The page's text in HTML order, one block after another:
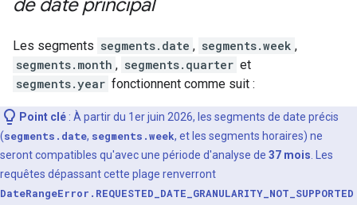
de date principal
Les segments segments.date , segments.week ,
segments.month , segments.quarter et
segments.year fonctionnent comme suit :
Point clé : À partir du 1er juin 2026, les segments de date précis
(segments.date, segments.week, et les segments horaires) ne
seront compatibles qu'avec une période d'analyse de 37 mois . Les
requêtes dépassant cette plage renverront
DateRangeError.REQUESTED_DATE_GRANULARITY_NOT_SUPPORTED